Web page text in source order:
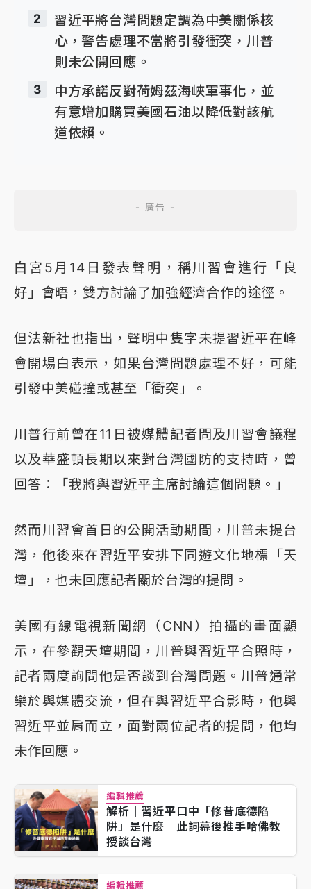
2
習近平將台灣問題定調為中美關係核
心，警告處理不當將引發衝突，川普
則未公開回應。
3
中方承諾反對荷姆茲海峽軍事化，並
有意增加購買美國石油以降低對該航
道依賴。
白宮5月14日發表聲明，稱川習會進行「良
好」會晤，雙方討論了加強經濟合作的途徑。
但法新社也指出，聲明中隻字未提習近平在峰
會開場白表示，如果台灣問題處理不好，可能
引發中美碰撞或甚至「衝突」。
川普行前曾在11日被媒體記者問及川習會議程
以及華盛頓長期以來對台灣國防的支持時，曾
回答：「我將與習近平主席討論這個問題。」
然而川習會首日的公開活動期間，川普未提台
灣，他後來在習近平安排下同遊文化地標「天
壇」，也未回應記者關於台灣的提問。
美國有線電視新聞網（CNN）拍攝的畫面顯
示，在參觀天壇期間，川普與習近平合照時，
記者兩度詢問他是否談到台灣問題。川普通常
樂於與媒體交流，但在與習近平合影時，他與
習近平並肩而立，面對兩位記者的提問，他均
未作回應。
編輯推薦
解析｜習近平口中「修昔底德陷
阱」是什麼 此詞幕後推手哈佛教
授談台灣
編輯推薦